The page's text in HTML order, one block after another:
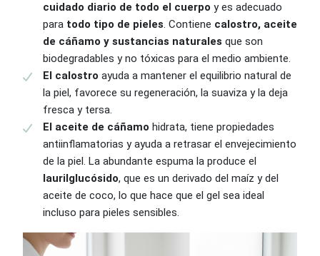
cuidado diario de todo el cuerpo y es adecuado
para todo tipo de pieles. Contiene calostro, aceite
de cáñamo y sustancias naturales que son
biodegradables y no tóxicas para el medio ambiente.
El calostro ayuda a mantener el equilibrio natural de
la piel, favorece su regeneración, la suaviza y la deja
fresca y tersa.
El aceite de cáñamo hidrata, tiene propiedades
antiinflamatorias y ayuda a retrasar el envejecimiento
de la piel. La abundante espuma la produce el
laurilglucósido, que es un derivado del maíz y del
aceite de coco, lo que hace que el gel sea ideal
incluso para pieles sensibles.